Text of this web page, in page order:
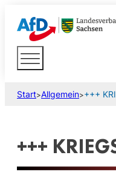
Start>Allgemein>+++
+++